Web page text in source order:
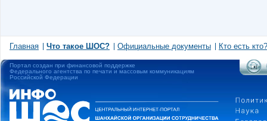
Главная Что такое ШОС? Официальные документы Кто есть кто?
Портал создан при финансовой поддержке
Федерального агентства по печати и массовым коммуникациям
Российской Федерации